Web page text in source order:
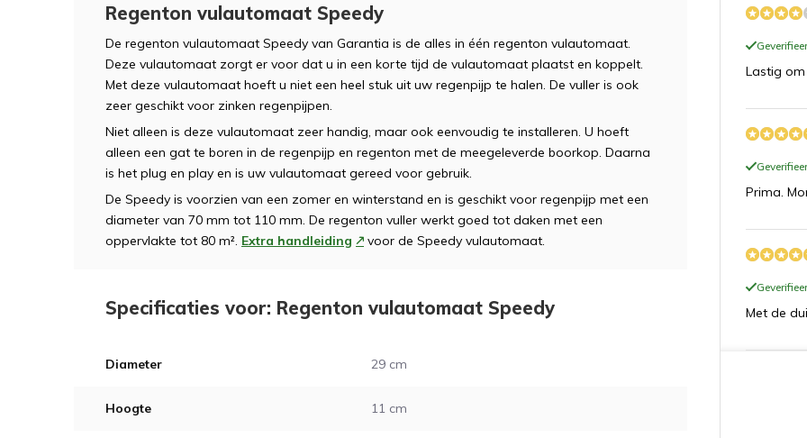
Regenton vulautomaat Speedy
De regenton vulautomaat Speedy van Garantia is de alles in één regenton vulautomaat.
Deze vulautomaat zorgt er voor dat u in een korte tijd de vulautomaat plaatst en koppelt.
Met deze vulautomaat hoeft u niet een heel stuk uit uw regenpijp te halen. De vuller is ook
zeer geschikt voor zinken regenpijpen.
Niet alleen is deze vulautomaat zeer handig, maar ook eenvoudig te installeren. U hoeft
alleen een gat te boren in de regenpijp en regenton met de meegeleverde boorkop. Daarna
is het plug en play en is uw vulautomaat gereed voor gebruik.
De Speedy is voorzien van een zomer en winterstand en is geschikt voor regenpijp met een
diameter van 70 mm tot 110 mm. De regenton vuller werkt goed tot daken met een
oppervlakte tot 80 m². Extra handleiding voor de Speedy vulautomaat.
Specificaties voor: Regenton vulautomaat Speedy
Diameter 29 cm
Hoogte 11 cm
Lastig
Prima.
Met de